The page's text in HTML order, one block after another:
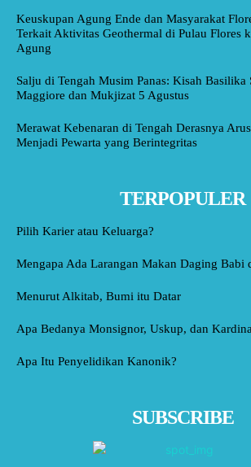
Keuskupan Agung Ende dan Masyarakat
Terkait Aktivitas Geothermal di Pulau Flores
Agung
Salju di Tengah Musim Panas: Kisah Basilika
Maggiore dan Mukjizat 5 Agustus
Merawat Kebenaran di Tengah Derasnya
Menjadi Pewarta yang Berintegritas
TERPOPULER
Pilih Karier atau Keluarga?
Mengapa Ada Larangan Makan Daging Babi
Menurut Alkitab, Bumi itu Datar
Apa Bedanya Monsignor, Uskup, dan
Apa Itu Penyelidikan Kanonik?
SUBSCRIBE